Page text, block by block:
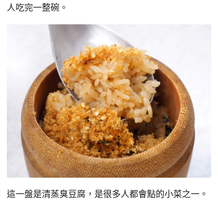
人吃完一整碗。
這一盤是清蒸臭豆腐，是很多人都會點的小菜之一。